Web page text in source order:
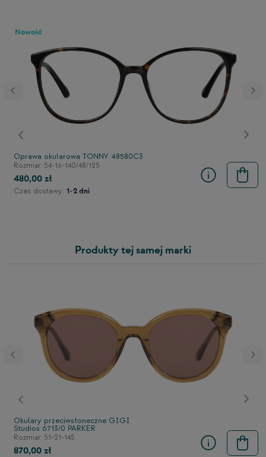
Poprzedni
Nowość
Oprawa okularowa TONNY 48580C3
Rozmiar: 54-16-140/48/125
480,00 zł
Czas dostawy: 1-2 dni
Produkty tej samej marki
Poprzedni
Okulary przeciwsłoneczne GIGI
Studios 6713/0 PARKER
Rozmiar: 51-21-145
870,00 zł